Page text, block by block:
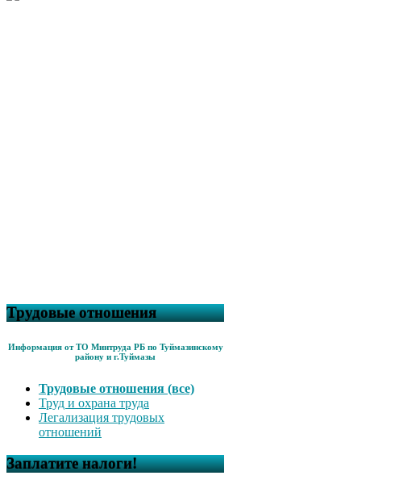
Трудовые отношения
Информация от ТО Минтруда РБ по Туймазинскому
району и г.Туймазы
Трудовые отношения (все)
Труд и охрана труда
Легализация трудовых
отношений
Заплатите налоги!